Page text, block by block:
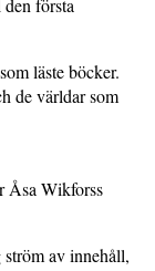
första
läste böcker.
de världar som
Åsa Wikforss
av innehåll,